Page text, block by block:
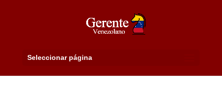
Seleccionar página